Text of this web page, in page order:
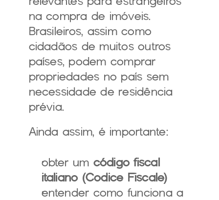
na compra de imóveis.
Brasileiros, assim como
cidadãos de muitos outros
países, podem comprar
propriedades no país sem
necessidade de residência
prévia.
Ainda assim, é importante:
obter um código fiscal
italiano (Codice Fiscale)
entender como funciona a